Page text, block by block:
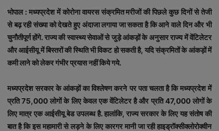
भोपाल : मध्यप्रदेश में कोरोना वायरस संक्रमित मरीजों की पिछले कुछ दिनों से तेजी
से बढ़ रही संख्या को देखते हुए अंदाजा लगाया जा सकता है कि आने ‍वाले दिन और भी
चुनौतीपूर्ण होंगे. राज्य की स्वास्थ्य सेवाओं से जुड़े आंकड़ों के अनुसार राज्य में वेंटिलेटर
और आईसीयू में बिस्तरों की स्थिति भी विकट हो सकती है, यदि संक्रमितों के आंकड़ों में
कमी लाने को लेकर गंभीर प्रयास नहीं किये गये.
मध्यप्रदेश सरकार के आंकड़ों का विश्लेषण करने पर पता चलता है कि मध्यप्रदेश में
प्रति 75,000 लोगों के लिए केवल एक वेंटिलेटर है और प्रति 47,000 लोगों के
लिए मात्र एक आईसीयू बेड उपलब्ध है. हालांकि, राज्य सरकार के लिए यह संतोष की
बात है कि इस महामारी से लड़ने के लिए कारगर मानी जा रही हाइड्रॉक्सीक्लोरोक्वीन